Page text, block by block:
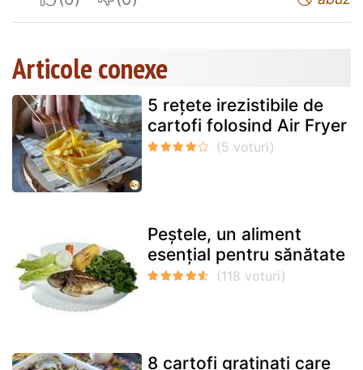
Articole conexe
5 rețete irezistibile de
cartofi folosind Air Fryer
Peștele, un aliment
esențial pentru sănătate
8 cartofi gratinați care